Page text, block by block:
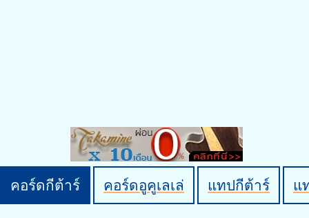
คอร์ดกีต้าร์ คอร์ดอูคูเลเล่ แทปกีต้าร์ แ